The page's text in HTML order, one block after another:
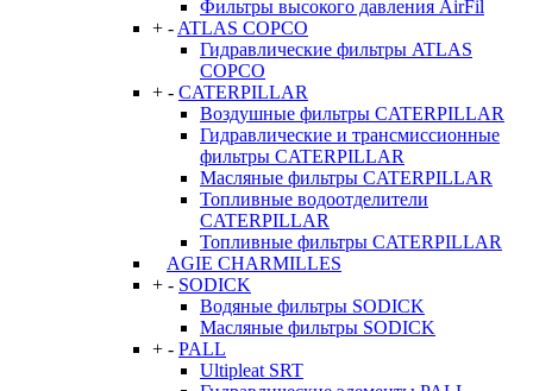
Фильтры высокого давления AirFil
+ - ATLAS COPCO
Гидравлические фильтры ATLAS
COPCO
+ - CATERPILLAR
Воздушные фильтры CATERPILLAR
Гидравлические и трансмиссионные
фильтры CATERPILLAR
Масляные фильтры CATERPILLAR
Топливные водоотделители
CATERPILLAR
Топливные фильтры CATERPILLAR
AGIE CHARMILLES
+ - SODICK
Водяные фильтры SODICK
Масляные фильтры SODICK
+ - PALL
Ultipleat SRT